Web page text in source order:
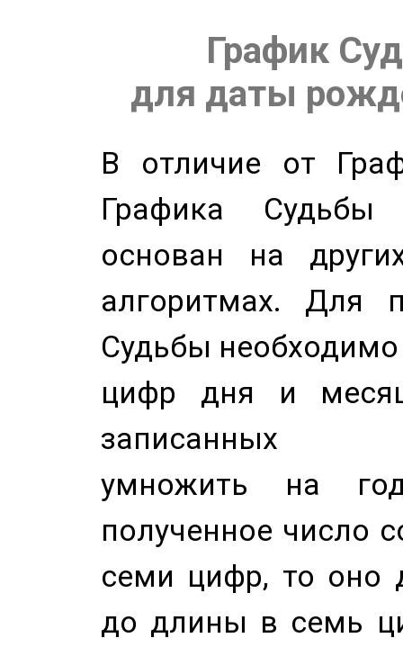
График
для даты
В отличие от
Графика
основан на
алгоритмах. Для
Судьбы
цифр дня и
записанных
умножить на
полученное число
семи цифр, то оно
до длины в семь